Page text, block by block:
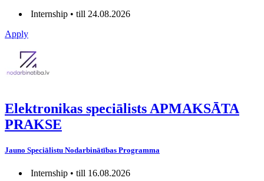
Internship • till 24.08.2026
Apply
Elektronikas speciālists APMAKSĀTA
PRAKSE
Jauno Speciālistu Nodarbinātības Programma
Internship • till 16.08.2026